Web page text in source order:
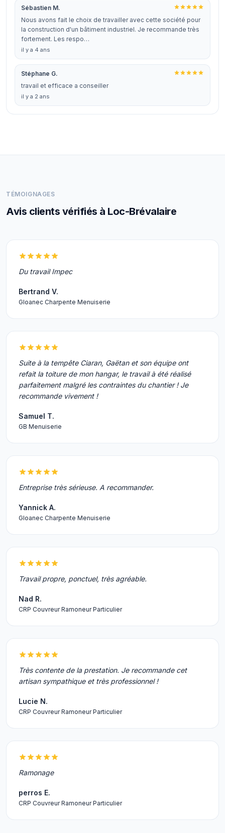
Sébastien M.
Nous avons fait le choix de travailler avec cette société pour
la construction d'un bâtiment industriel. Je recommande très
fortement. Les respo…
il y a 4 ans
Stéphane G.
travail et efficace a conseiller
il y a 2 ans
TÉMOIGNAGES
Avis clients vérifiés à Loc-Brévalaire
Du travail Impec
Bertrand V.
Gloanec Charpente Menuiserie
Suite à la tempête Ciaran, Gaëtan et son équipe ont
refait la toiture de mon hangar, le travail à été réalisé
parfaitement malgré les contraintes du chantier ! Je
recommande vivement !
Samuel T.
GB Menuiserie
Entreprise très sérieuse. A recommander.
Yannick A.
Gloanec Charpente Menuiserie
Travail propre, ponctuel, très agréable.
Nad R.
CRP Couvreur Ramoneur Particulier
Très contente de la prestation. Je recommande cet
artisan sympathique et très professionnel !
Lucie N.
CRP Couvreur Ramoneur Particulier
Ramonage
perros E.
CRP Couvreur Ramoneur Particulier